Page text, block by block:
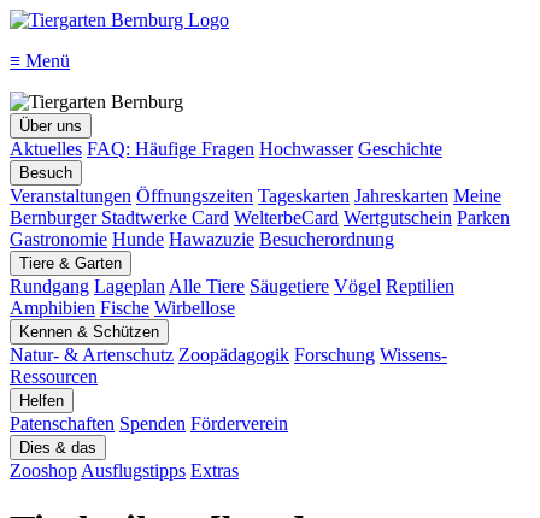
≡ Menü
Über uns
Aktuelles FAQ: Häufige Fragen Hochwasser Geschichte
Besuch
Veranstaltungen Öffnungszeiten Tageskarten Jahreskarten Meine
Bernburger Stadtwerke Card WelterbeCard Wertgutschein Parken
Gastronomie Hunde Hawazuzie Besucherordnung
Tiere & Garten
Rundgang Lageplan Alle Tiere Säugetiere Vögel Reptilien
Amphibien Fische Wirbellose
Kennen & Schützen
Natur- & Artenschutz Zoopädagogik Forschung Wissens-
Ressourcen
Helfen
Patenschaften Spenden Förderverein
Dies & das
Zooshop Ausflugstipps Extras